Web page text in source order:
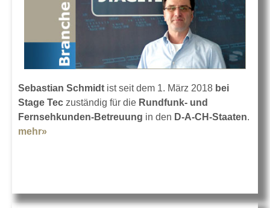
Sebastian Schmidt ist seit dem 1. März 2018 bei
Stage Tec zuständig für die Rundfunk- und
Fernsehkunden-Betreuung in den D-A-CH-Staaten.
mehr»